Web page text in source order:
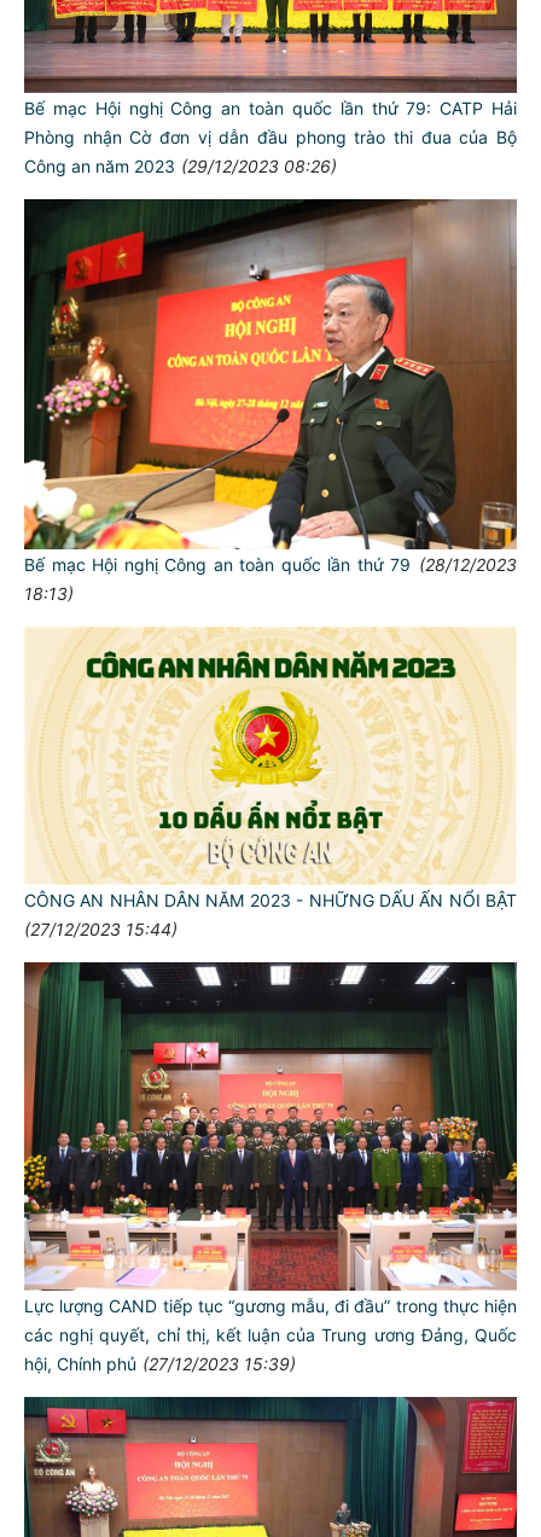
Bế mạc Hội nghị Công an toàn quốc lần thứ 79: CATP Hải
Phòng nhận Cờ đơn vị dẫn đầu phong trào thi đua của Bộ
Công an năm 2023 (29/12/2023 08:26)
Bế mạc Hội nghị Công an toàn quốc lần thứ 79 (28/12/2023
18:13)
CÔNG AN NHÂN DÂN NĂM 2023 - NHỮNG DẤU ẤN NỔI BẬT
(27/12/2023 15:44)
Lực lượng CAND tiếp tục “gương mẫu, đi đầu” trong thực hiện
các nghị quyết, chỉ thị, kết luận của Trung ương Đảng, Quốc
hội, Chính phủ (27/12/2023 15:39)